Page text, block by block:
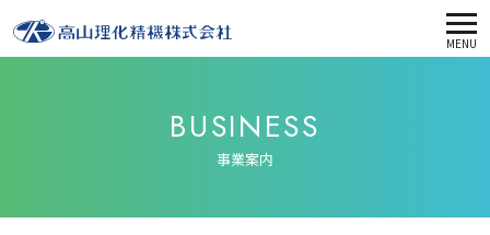
MENU
BUSINESS
事業案内